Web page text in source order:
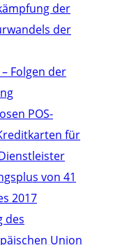
der
der
Folgen der
POS-
für
von 41
2017
des
Union